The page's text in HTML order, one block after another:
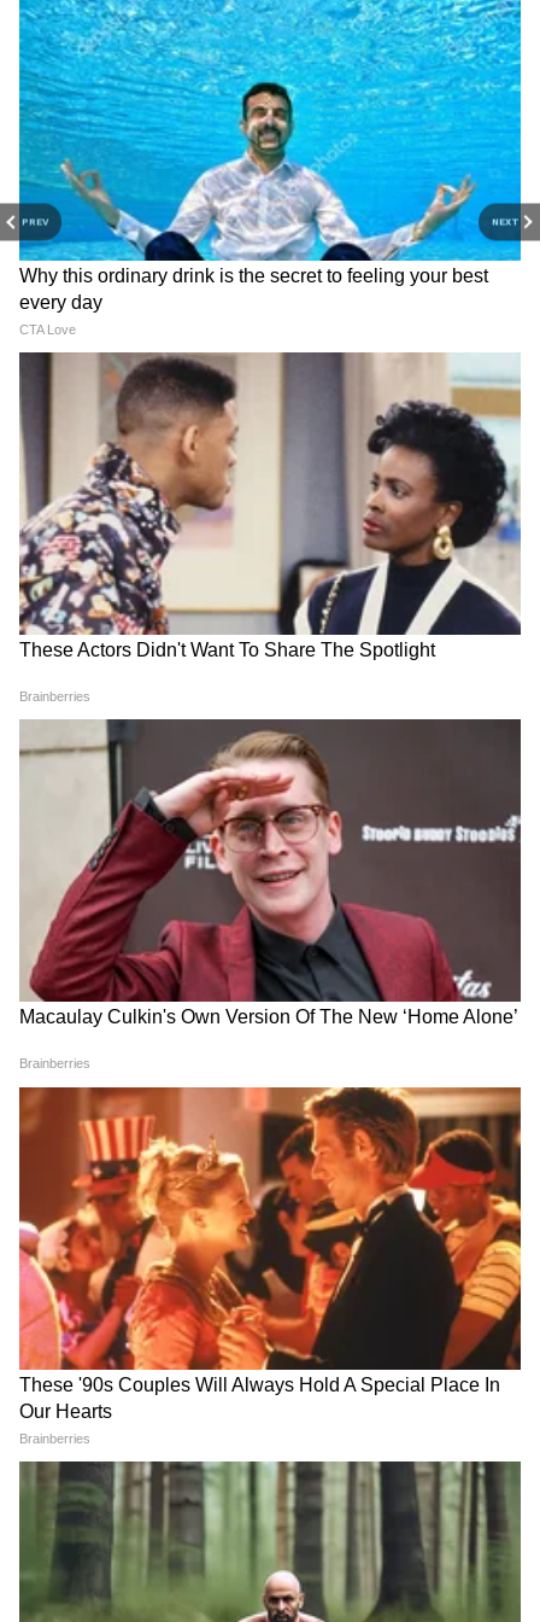
PREV NEXT
RECOMMENDED STORIES
कानातले खास डिझाइन्स, पाहूनच
पडाल प्रेमात
Credit Score: तुमचा CIBIL
स्कोअर खराब झालाय? तो पुन्हा
सुधारायला किती वेळ लागतो?
Resale Value Bikes : या बाइक्स
खरेदी केल्यास पैसा वसूल, देशात
सर्वाधिक रिसेल व्हॅल्यू याच गाड्यांना
TVS iQube : ओला, एथरलाही
टाकलं मागे! १० लाख लोकांनी का
खरेदी केली ही स्कूटर? पाहा फीचर्स
LATEST VIDEOS
राज ठाकरेंनी सांगितलं मुंबई-गोवा महामार्ग का
रखडला? | Mumbai Goa Highway |
Konkan | Nitin Gadkari
एकनाथ शिंदेंनी सांगितलं, तिसऱ्या मुंबईत काय
होणार | EduCity | Airport | Growth Hub